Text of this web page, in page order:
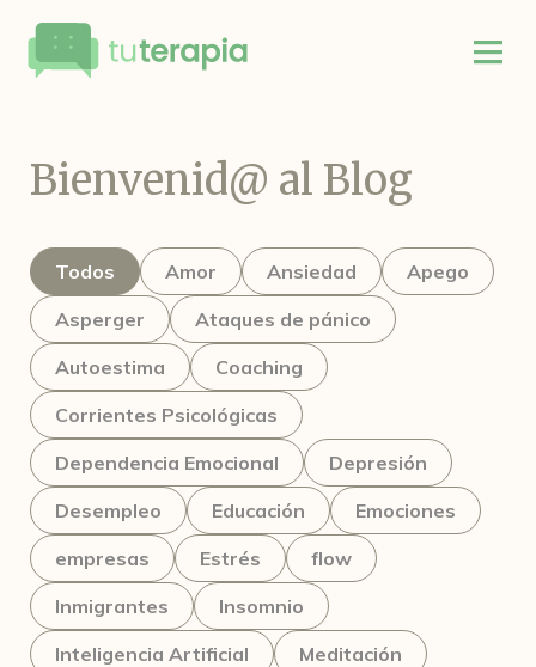
Bienvenid@ al Blog
Todos Amor Ansiedad
Apego
Asperger
Ataques de pánico
Autoestima
Coaching
Corrientes Psicológicas
Dependencia Emocional
Depresión
Desempleo
Educación
Emociones
empresas
Estrés
flow
Inmigrantes
Insomnio
Inteligencia Artificial
Meditación